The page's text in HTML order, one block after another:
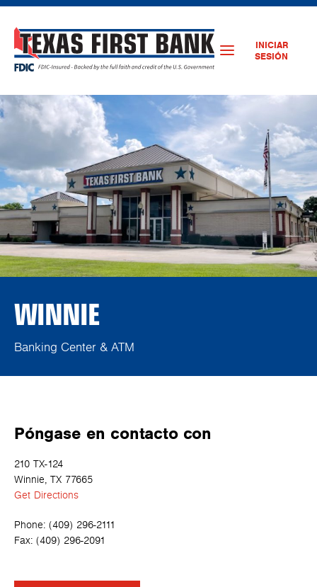
INICIAR
SESIÓN
WINNIE
Banking Center & ATM
Póngase en contacto con
210 TX-124
Winnie, TX 77665
Get Directions
Phone: (409) 296-2111
Fax: (409) 296-2091